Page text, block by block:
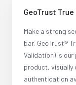
GeoTrust True
Make a strong
bar. GeoTrust®
Validation) is our
product, visually
authentication